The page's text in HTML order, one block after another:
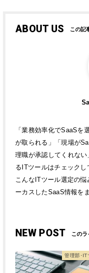
ABOUT US
「業務効率化でSaaSを
が取られる」「現場が
理職が承認してくれな
るITツールはチェックし
こんなITツール選定の
ーカスしたSaaS情報を
NEW POST
管理部･IT